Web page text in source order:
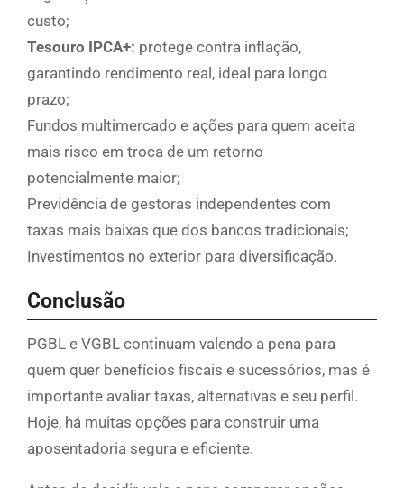
custo;
Tesouro IPCA+: protege contra inflação,
garantindo rendimento real, ideal para longo
prazo;
Fundos multimercado e ações para quem aceita
mais risco em troca de um retorno
potencialmente maior;
Previdência de gestoras independentes com
taxas mais baixas que dos bancos tradicionais;
Investimentos no exterior para diversificação.
Conclusão
PGBL e VGBL continuam valendo a pena para
quem quer benefícios fiscais e sucessórios, mas é
importante avaliar taxas, alternativas e seu perfil.
Hoje, há muitas opções para construir uma
aposentadoria segura e eficiente.